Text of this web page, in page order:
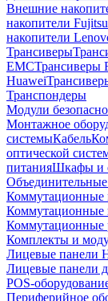
Внешние
накопители Fujitsu
накопители
Трансиверы
EMCТрансиверы
Huawei
Транспондеры
Модули
Монтажное
системыКабель
оптической
питанияШкафы и
Коммутационные
Коммутационные
Коммутационные
Комплекты и
Лицевые панели
Лицевые панели
POS-
Периферийное